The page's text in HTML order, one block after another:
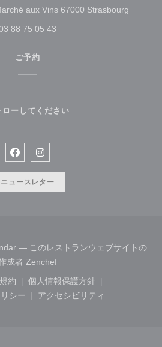
aux Vins 67000 Strasbourg
88 75 05 43
ご予約
ローしてください
Facebook ((新しいウィンドウで
Instagram ((新しいウィンド
ニュースレター
— このレストランウェブサイトの
成者 Zenchef((新しいウィンドウで開き
ィンドウで開きます))
約
((新しいウィンドウで開きます))
個人情報保護方針
((新しいウィンドウで開
シー
新しいウィンドウで開きます))
アクセシビリティ
((新しいウィンドウで